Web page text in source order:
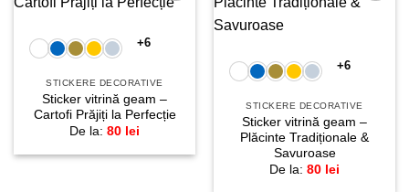
favorite!
+6
STICKERE DECORATIVE
Sticker vitrină geam –
Cartofi Prăjiți la Perfecție
De la: 80 lei
+6
STICKERE DECORATIVE
Sticker vitrină geam –
Plăcinte Tradiționale &
Savuroase
De la: 80 lei